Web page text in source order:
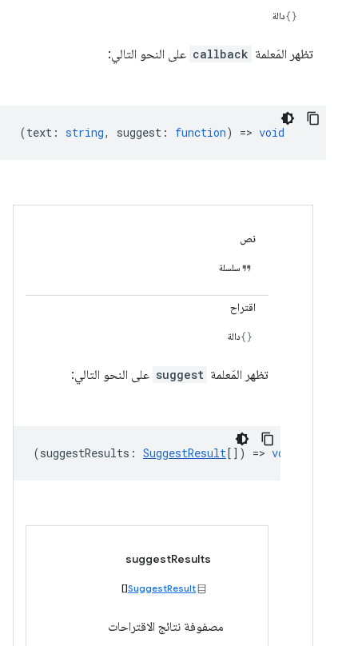
دالة
تظهر المَعلمة callback على النحو التالي:
(text : string, suggest : function) => void
نص
سلسلة
اقتراح
دالة
تظهر المَعلمة suggest على النحو التالي:
(suggestResults : SuggestResult[]) => void
suggestResults
SuggestResult
[]
مصفوفة نتائج الاقتراحات